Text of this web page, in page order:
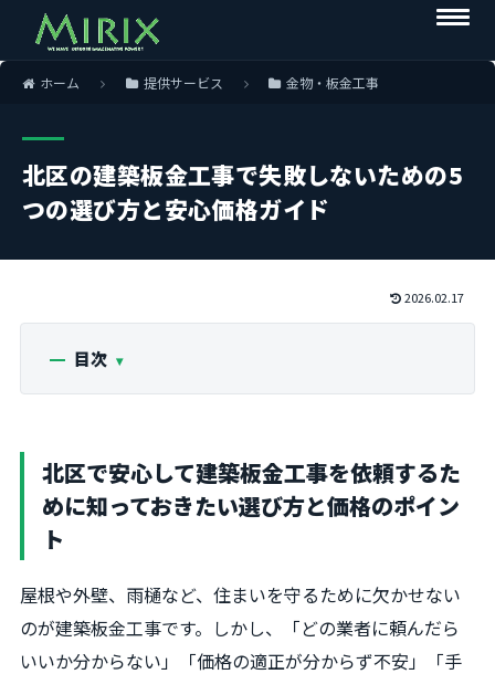
ホーム 提供サービス 金物・板金工事
北区の建築板金工事で失敗しないための5
つの選び方と安心価格ガイド
2026.02.17
目次
北区で安心して建築板金工事を依頼するた
めに知っておきたい選び方と価格のポイン
ト
屋根や外壁、雨樋など、住まいを守るために欠かせない
のが建築板金工事です。しかし、「どの業者に頼んだら
いいか分からない」「価格の適正が分からず不安」「手